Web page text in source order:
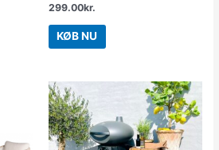
299.00kr.
KØB NU